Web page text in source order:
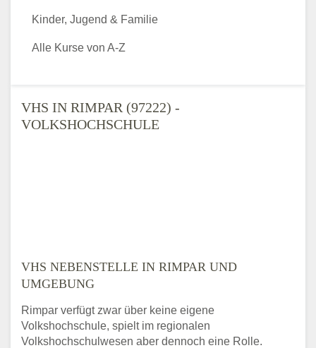
VHS IN RIMPAR (97222) -
VOLKSHOCHSCHULE
VHS NEBENSTELLE IN RIMPAR UND
UMGEBUNG
Rimpar verfügt zwar über keine eigene
Volkshochschule, spielt im regionalen
Volkshochschulwesen aber dennoch eine Rolle.
Kinder, Jugend & Familie
Alle Kurse von A-Z